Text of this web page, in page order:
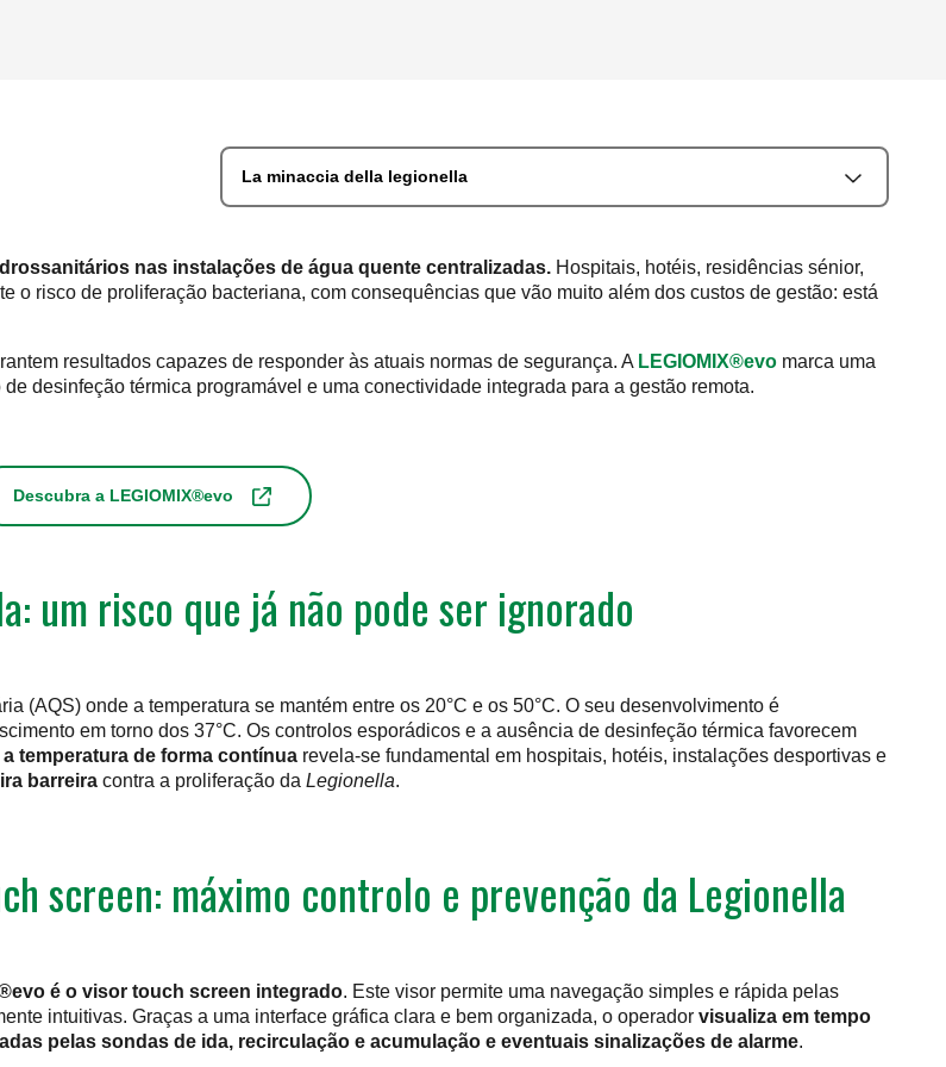
La minaccia della legionella
nas instalações de água quente centralizadas. Hospitais, hotéis, residências sénior,
o risco de proliferação bacteriana, com consequências que vão muito além dos custos de gestão: está
resultados capazes de responder às atuais normas de segurança. A LEGIOMIX®evo marca uma
desinfeção térmica programável e uma conectividade integrada para a gestão remota.
Descubra a LEGIOMIX®evo
um risco que já não pode ser ignorado
(AQS) onde a temperatura se mantém entre os 20°C e os 50°C. O seu desenvolvimento é
em torno dos 37°C. Os controlos esporádicos e a ausência de desinfeção térmica favorecem
temperatura de forma contínua revela-se fundamental em hospitais, hotéis, instalações desportivas e
barreira contra a proliferação da Legionella.
screen: máximo controlo e prevenção da Legionella
é o visor touch screen integrado. Este visor permite uma navegação simples e rápida pelas
intuitivas. Graças a uma interface gráfica clara e bem organizada, o operador visualiza em tempo
pelas sondas de ida, recirculação e acumulação e eventuais sinalizações de alarme.